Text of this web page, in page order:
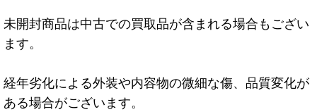
未開封商品は中古での買取品が含まれる場合もござい
ます。
経年劣化による外装や内容物の微細な傷、品質変化が
ある場合がございます。